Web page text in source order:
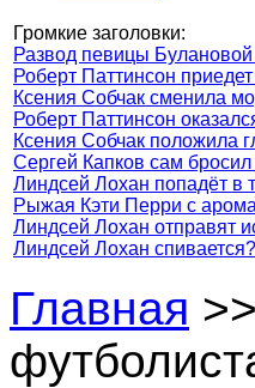
Громкие заголовки:
Развод певицы
Роберт Паттинсон
Ксения Собчак сменила
Роберт Паттинсон
Ксения Собчак положила
Сергей Капков сам
Линдсей Лохан попадёт в
Рыжая Кэти Перри с
Линдсей Лохан отправят
Линдсей Лохан спивается?
Главная >>